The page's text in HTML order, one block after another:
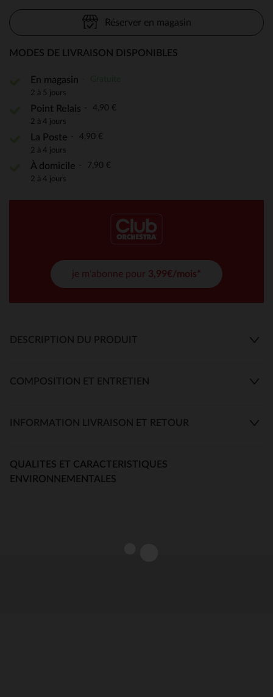
Réserver en magasin
MODES DE LIVRAISON DISPONIBLES
En magasin
2 à 5 jours
Point Relais 4,90 €
2 à 4 jours
La Poste 4,90 €
2 à 4 jours
À domicile 7,90 €
2 à 4 jours
je m'abonne pour 3,99€/mois*
DESCRIPTION DU PRODUIT
COMPOSITION ET ENTRETIEN
INFORMATION LIVRAISON ET RETOUR
QUALITES ET CARACTERISTIQUES
ENVIRONNEMENTALES